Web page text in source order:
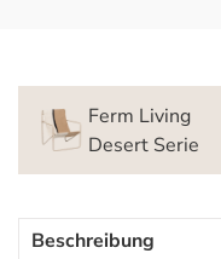
Ferm Living
Desert Serie
Beschreibung